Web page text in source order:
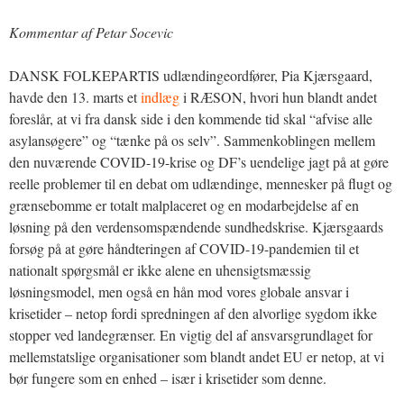
Kommentar af Petar Socevic
DANSK FOLKEPARTIS udlændingeordfører, Pia Kjærsgaard,
havde den 13. marts etindlægi RÆSON, hvori hun blandt andet
foreslår, at vi fra dansk side i den kommende tid skal “afvise alle
asylansøgere” og “tænke på os selv”. Sammenkoblingen mellem
den nuværende COVID-19-krise og DF’s uendelige jagt på at gøre
reelle problemer til en debat om udlændinge, mennesker på flugt og
grænsebomme er totalt malplaceret og en modarbejdelse af en
løsning på den verdensomspændende sundhedskrise. Kjærsgaards
forsøg på at gøre håndteringen af COVID-19-pandemien til et
nationalt spørgsmål er ikke alene en uhensigtsmæssig
løsningsmodel, men også en hån mod vores globale ansvar i
krisetider – netop fordi spredningen af den alvorlige sygdom ikke
stopper ved landegrænser. En vigtig del af ansvarsgrundlaget for
mellemstatslige organisationer som blandt andet EU er netop, at vi
bør fungere som en enhed – især i krisetider som denne.